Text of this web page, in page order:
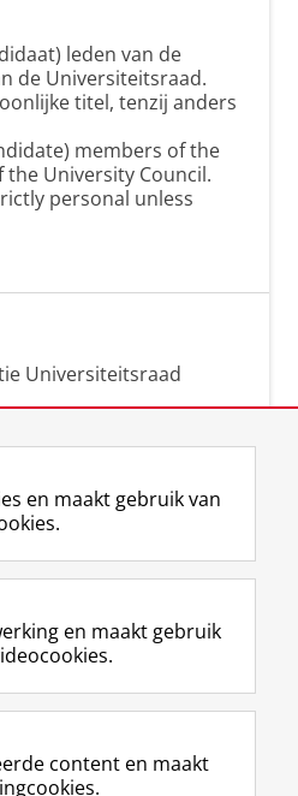
leden van de
de Universiteitsraad.
titel, tenzij anders
members of the
the University Council.
personal unless
Universiteitsraad
F
a
e
b
o
p
a
L
i
k
e
I
-
p
R
S
-
f
e
R
I
n
t
r
m
Y
o
T
e
k
en maakt gebruik van
en maakt gebruik
content en maakt